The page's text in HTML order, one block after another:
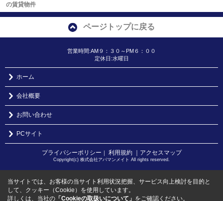
の賃貸物件
ページトップに戻る
営業時間:AM９：３０～PM６：００
定休日:水曜日
ホーム
会社概要
お問い合わせ
PCサイト
プライバシーポリシー ｜ 利用規約 ｜アクセスマップ
Copyright(c) 株式会社アパマンメイト All rights reserved.
当サイトでは、お客様の当サイト利用状況把握、サービス向上検討を目的と
して、クッキー（Cookie）を使用しています。
詳しくは、当社の 「Cookieの取扱いについて」 をご確認ください。